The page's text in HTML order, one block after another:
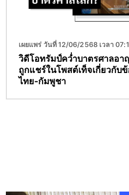
เผยแพร่ วันที่ 12/06/2568 เวลา
วิดีโอทรัมป์คว่ำบาตรศาลอา
ถูกแชร์ในโพสต์เท็จเกี่ยวกับ
ไทย-กัมพูชา